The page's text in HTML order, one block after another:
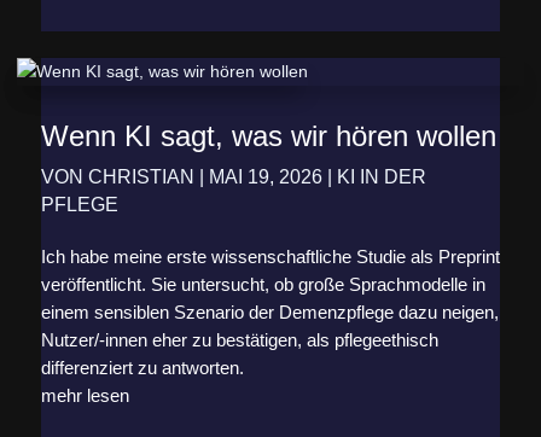
Wenn KI sagt, was wir hören wollen
VON CHRISTIAN MAI 19, 2026|
KI IN DER
PFLEGE
Ich habe meine erste wissenschaftliche Studie als Preprint
veröffentlicht. Sie untersucht, ob große Sprachmodelle in
einem sensiblen Szenario der Demenzpflege dazu neigen,
Nutzer/-innen eher zu bestätigen, als pflegeethisch
differenziert zu antworten.
mehr lesen